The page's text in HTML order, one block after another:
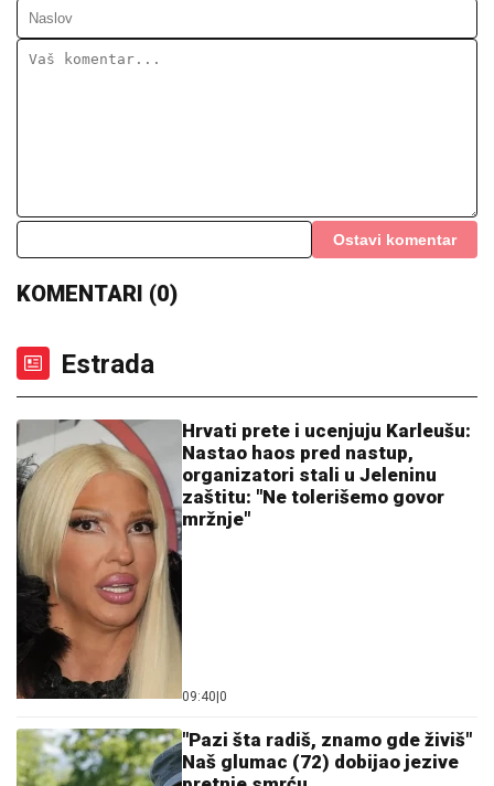
"NEĆE BITI KAO ONA KOJU PIŠU
OČAJNICE"Jovana Jeremić sprema
bivše i sve muškarce
SIN MILENE KAČAVENDE JE PRAVI
LEPOTANUslikala ga u abzenu,
abBivša učesnica "Elite" otkrila i
čimese bave njeni naslednici - ovo je
prava ISTINA